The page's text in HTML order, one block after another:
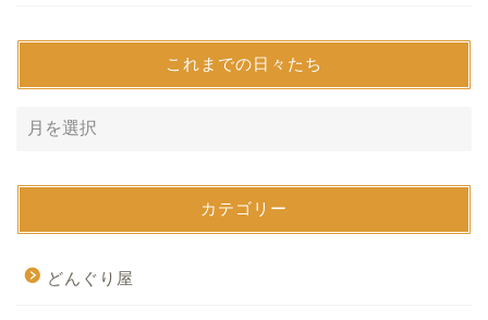
これまでの日々たち
カテゴリー
どんぐり屋